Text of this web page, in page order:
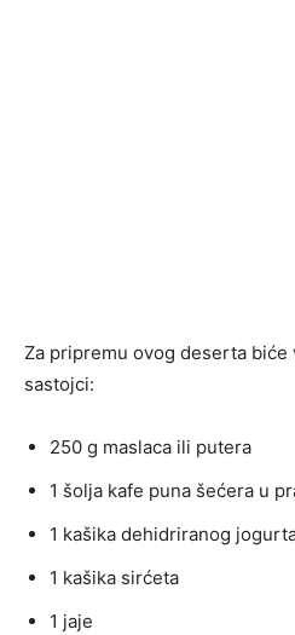
Za pripremu ovog deserta
sastojci:
250 g maslaca ili putera
1 šolja kafe puna šećera u
1 kašika dehidriranog
1 kašika sirćeta
1 jaje